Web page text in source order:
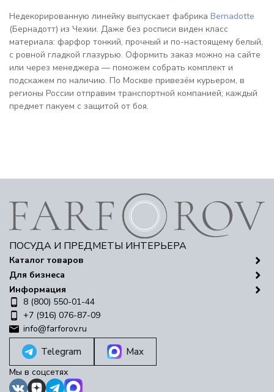
Недекорированную линейку выпускает фабрика Bernadotte
(Бернадотт) из Чехии. Даже без росписи виден класс
материала: фарфор тонкий, прочный и по-настоящему белый,
с ровной гладкой глазурью. Оформить заказ можно на сайте
или через менеджера — поможем собрать комплект и
подскажем по наличию. По Москве привезём курьером, в
регионы России отправим транспортной компанией; каждый
предмет пакуем с защитой от боя.
ПОСУДА И ПРЕДМЕТЫ ИНТЕРЬЕРА
Каталог товаров
Для бизнеса
Информация
8 (800) 550-01-44
+7 (916) 076-87-09
info@farforov.ru
Telegram Max
Мы в соцсетях